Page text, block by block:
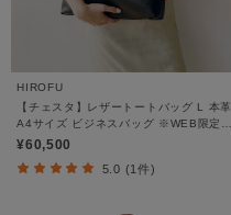
HIROFU
【チェスタ】レザートートバッグ L 本革
A4サイズ ビジネスバッグ ※WEB限定
（商品番号：P25－30500）
¥60,500
5.0 (1件)